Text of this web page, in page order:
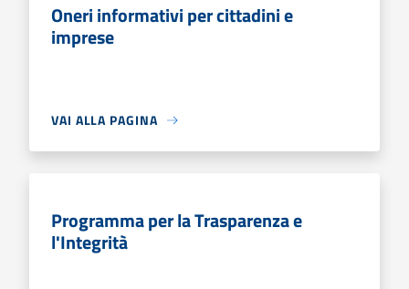
Oneri informativi per cittadini e
imprese
VAI ALLA PAGINA
Programma per la Trasparenza e
l'Integrità